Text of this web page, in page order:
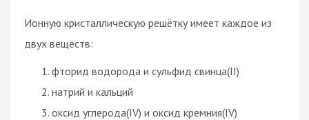
Ионную кристаллическую решётку имеет каждое из
двух веществ:
фторид водорода и сульфид свинца(II)
натрий и кальций
оксид углерода(IV) и оксид кремния(IV)